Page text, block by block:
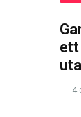
ett
4